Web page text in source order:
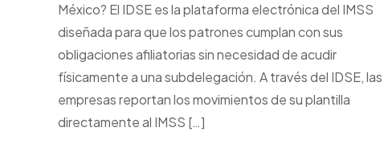
México? El IDSE es la plataforma electrónica del IMSS
diseñada para que los patrones cumplan con sus
obligaciones afiliatorias sin necesidad de acudir
físicamente a una subdelegación. A través del IDSE, las
empresas reportan los movimientos de su plantilla
directamente al IMSS […]